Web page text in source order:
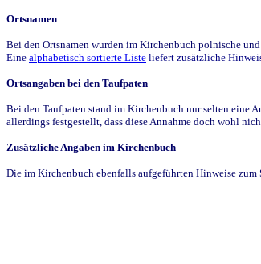
Ortsnamen
Bei den Ortsnamen wurden im Kirchenbuch polnische
Eine alphabetisch sortierte Liste liefert zusätzliche
Ortsangaben bei den Taufpaten
Bei den Taufpaten stand im Kirchenbuch nur selten eine
allerdings festgestellt, dass diese Annahme doch wohl
Zusätzliche Angaben im Kirchenbuch
Die im Kirchenbuch ebenfalls aufgeführten Hinweise zum